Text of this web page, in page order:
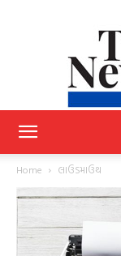
Home લાઉડમાઉથ